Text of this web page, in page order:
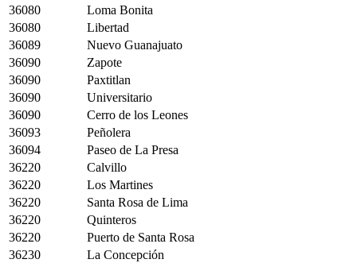
36080
Loma Bonita
36080
Libertad
36089
Nuevo Guanajuato
36090
Zapote
36090
Paxtitlan
36090
Universitario
36090
Cerro de los Leones
36093
Peñolera
36094
Paseo de La Presa
36220
Calvillo
36220
Los Martines
36220
Santa Rosa de Lima
36220
Quinteros
36220
Puerto de Santa Rosa
36230
La Concepción